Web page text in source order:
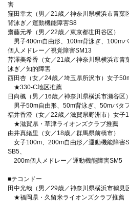
害
窪田幸太（男／21歳／神奈川県横浜市青
背泳ぎ／運動機能障害S8
齋藤元希（男／22歳／東京都世田谷区）
男子400m自由形、100m背泳ぎ、100m
個人メドレー／視覚障害SM13
芹澤美希香（女／21歳／神奈川県横浜市
泳ぎ／知的障害
西田杏（女／24歳／埼玉県所沢市）女子
★330-C地区推薦
日向楓（男／16歳／神奈川県横浜市瀬谷区）
男子50m自由形、50m背泳ぎ、50mバタ
福井香澄（女／22歳／滋賀県野洲市）女子
★滋賀県・草津ライオンズクラブ推薦
由井真緒里（女／18歳／群馬県前橋市）
女子100m、200m自由形／運動機能障害
SB5、
200m個人メドレー／運動機能障害SM5
■テコンドー
田中光哉（男／29歳／神奈川県横浜市鶴
★福岡県・久留米ライオンズクラブ推薦